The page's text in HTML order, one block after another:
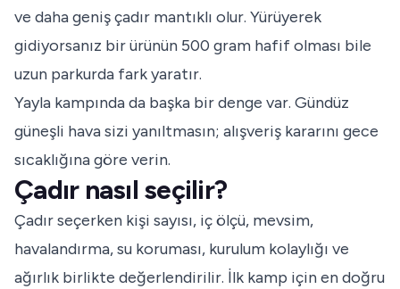
ve daha geniş çadır mantıklı olur. Yürüyerek
gidiyorsanız bir ürünün 500 gram hafif olması bile
uzun parkurda fark yaratır.
Yayla kampında da başka bir denge var. Gündüz
güneşli hava sizi yanıltmasın; alışveriş kararını gece
sıcaklığına göre verin.
Çadır nasıl seçilir?
Çadır seçerken kişi sayısı, iç ölçü, mevsim,
havalandırma, su koruması, kurulum kolaylığı ve
ağırlık birlikte değerlendirilir. İlk kamp için en doğru